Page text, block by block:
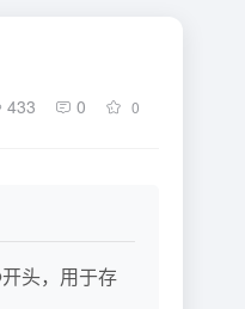
433 0 0
头，用于存